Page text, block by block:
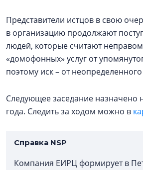
Представители истцов в свою
в организацию продолжают
людей, которые считают
«домофонных» услуг от
поэтому иск – от
Следующее заседание назначено
года. Следить за ходом можно в
Справка NSP
Компания ЕИРЦ формирует в